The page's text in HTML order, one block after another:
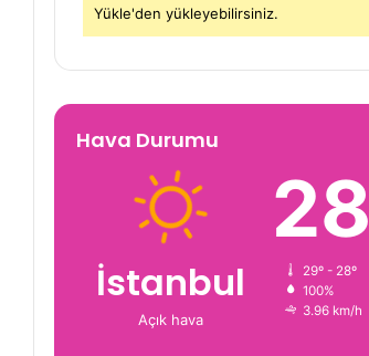
Yükle'den yükleyebilirsiniz.
Hava Durumu
İstanbul
Açık hava
28
29º - 28º
100%
3.96 km/h